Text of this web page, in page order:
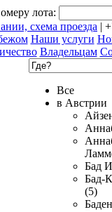
лота:
схема проезда |
Наши услуги
Владельцам
Все
в Австрии
Бад
Бад-
(5)